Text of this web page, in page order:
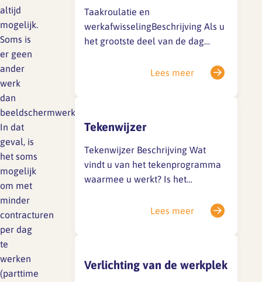
altijd
mogelijk.
Soms is
er geen
ander
werk
dan
beeldschermwerk.
In dat
geval, is
het soms
mogelijk
om met
minder
contracturen
per dag
te
werken
(parttime
medewerker die zijn collega’s
advies geeft over de
werkplekinstelling, werkhouding
en hulpmiddelen. Een interne
preventiemedewerker is dichtbij
en gemakkelijk toegankelijk voor…
Taakroulatie en
werkafwisselingBeschrijving Als u
het grootste deel van de dag
belangrijk om die
werkafwisseling dat u de niet-
werkzaamheden zodanig over de
dag te verdeelt dat ze de
onderbreken. Bij taakroulatie vindt
Lees meer
Tekenwijzer
Tekenwijzer Beschrijving Wat
vindt u van het tekenprogramma
waarmee u werkt? Is het
Moet u veel scrollen of klikken
de juiste manier in te stellen en
Lees meer
Verlichting van de werkplek